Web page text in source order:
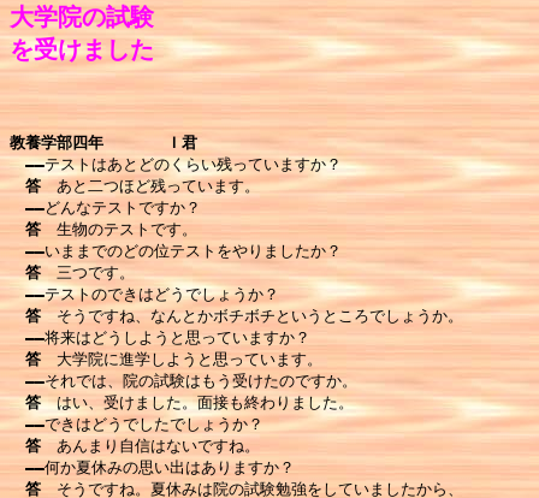
大学院の試験
教養学部四年　　　　Ｉ君
――テストはあとどのくらい残っていますか？
答 あと二つほど残っています。
――どんなテストですか？
答 生物のテストです。
――いままでのどの位テストをやりましたか？
答 三つです。
――テストのできはどうでしょうか？
答 そうですね、なんとかボチボチというところでしょうか。
――将来はどうしようと思っていますか？
答 大学院に進学しようと思っています。
――それでは、院の試験はもう受けたのですか。
答 はい、受けました。面接も終わりました。
――できはどうでしたでしょうか？
答 あんまり自信はないですね。
――何か夏休みの思い出はありますか？
答 そうですね。夏休みは院の試験勉強をしていましたから、